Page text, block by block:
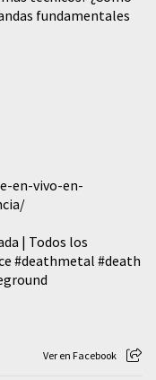
fundamentales
en-vivo-en-
| Todos los
#deathmetal #death
Ver en Facebook